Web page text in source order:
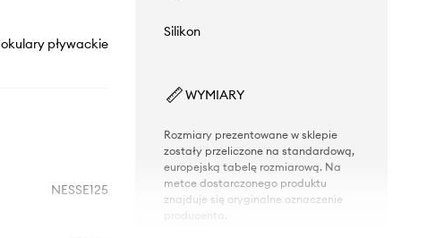
okulary pływackie
NESSE125
Silikon
WYMIARY
Rozmiary prezentowane w sklepie
zostały przeliczone na standardową,
europejską tabelę rozmiarową. Na
metce dostarczonego produktu
znajduje się oryginalne oznaczenie
producenta.